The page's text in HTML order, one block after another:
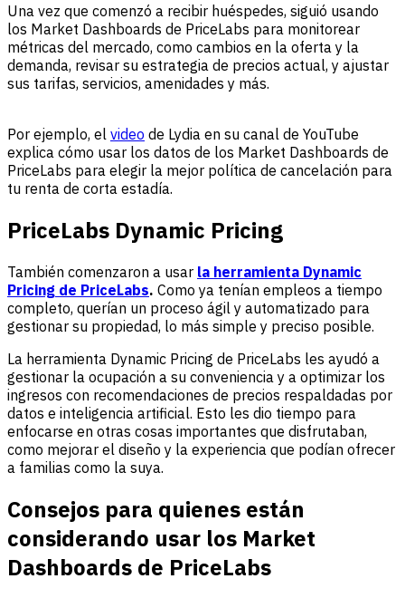
Una vez que comenzó a recibir huéspedes, siguió usando
los Market Dashboards de PriceLabs para monitorear
métricas del mercado, como cambios en la oferta y la
demanda, revisar su estrategia de precios actual, y ajustar
sus tarifas, servicios, amenidades y más.
Por ejemplo, el video de Lydia en su canal de YouTube
explica cómo usar los datos de los Market Dashboards de
PriceLabs para elegir la mejor política de cancelación para
tu renta de corta estadía.
PriceLabs Dynamic Pricing
También comenzaron a usar la herramienta Dynamic
Pricing de PriceLabs. Como ya tenían empleos a tiempo
completo, querían un proceso ágil y automatizado para
gestionar su propiedad, lo más simple y preciso posible.
La herramienta Dynamic Pricing de PriceLabs les ayudó a
gestionar la ocupación a su conveniencia y a optimizar los
ingresos con recomendaciones de precios respaldadas por
datos e inteligencia artificial. Esto les dio tiempo para
enfocarse en otras cosas importantes que disfrutaban,
como mejorar el diseño y la experiencia que podían ofrecer
a familias como la suya.
Consejos para quienes están
considerando usar los Market
Dashboards de PriceLabs